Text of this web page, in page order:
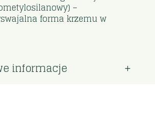
–
forma krzemu w
informacje